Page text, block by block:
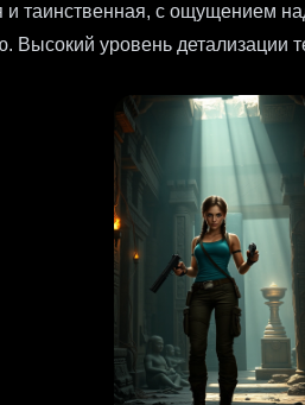
с ощущением
уровень детализации